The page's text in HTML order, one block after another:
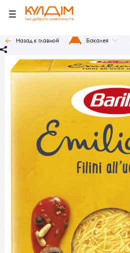
Назад к главной Бакалея